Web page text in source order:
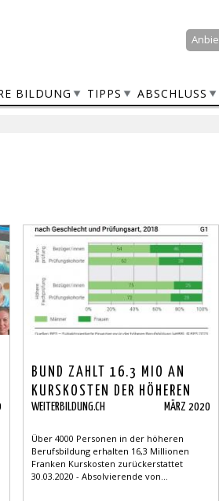
Suche
BILDUNG TIPPS ABSCHLUSS
BUND ZAHLT 16.3 MIO AN
KURSKOSTEN DER HÖHEREN
BERUFSBILDUNG
WEITERBILDUNG.CH MÄRZ 2020
Über 4000 Personen in der höheren
Berufsbildung erhalten 16,3 Millionen
Franken Kurskosten zurückerstattet
30.03.2020 - Absolvierende von...